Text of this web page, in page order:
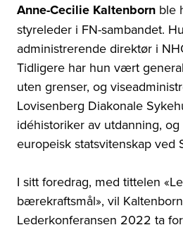
Anne-Cecilie Kaltenborn ble
styreleder i FN-sambandet.
administrerende direktør i
Tidligere har hun vært
uten grenser, og viseadm
Lovisenberg Diakonale
idéhistoriker av utdanning,
europeisk statsvitenskap ved
I sitt foredrag, med tittelen
bærekraftsmål», vil
Lederkonferansen 2022 ta